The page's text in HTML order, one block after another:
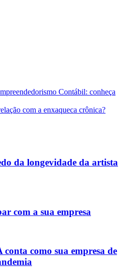
Contábil: conheça
com a enxaqueca crônica?
da longevidade da artista
com a sua empresa
como sua empresa de